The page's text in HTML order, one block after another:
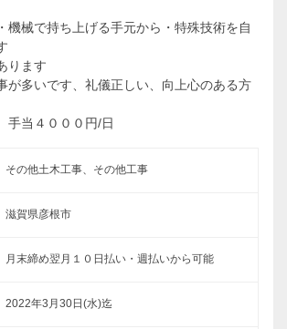
機械で持ち上げる手元から・特殊技術を自
ります
が多いです、礼儀正しい、向上心のある方
当４０００円/日
その他土木工事、その他工事
滋賀県彦根市
月末締め翌月１０日払い・週払いから可能
2022年3月30日(水)迄